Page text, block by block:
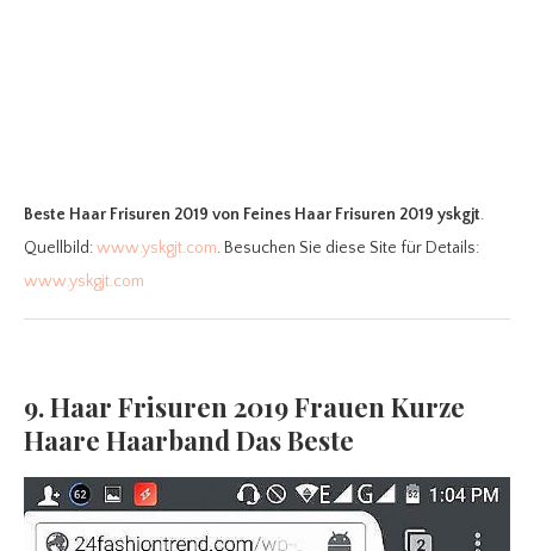
Beste Haar Frisuren 2019 von Feines Haar Frisuren 2019 yskgjt.
Quellbild:www.yskgjt.com. Besuchen Sie diese Site für Details:
www.yskgjt.com
9. Haar Frisuren 2019 Frauen Kurze
Haare Haarband Das Beste